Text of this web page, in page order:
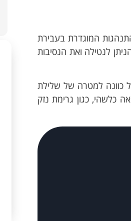
המוגדרת בעבירת
הניתן לנטילה ואת הנסיבות
כוונה למטרה של שלילת
כלשהי, כגון גרימת נזק